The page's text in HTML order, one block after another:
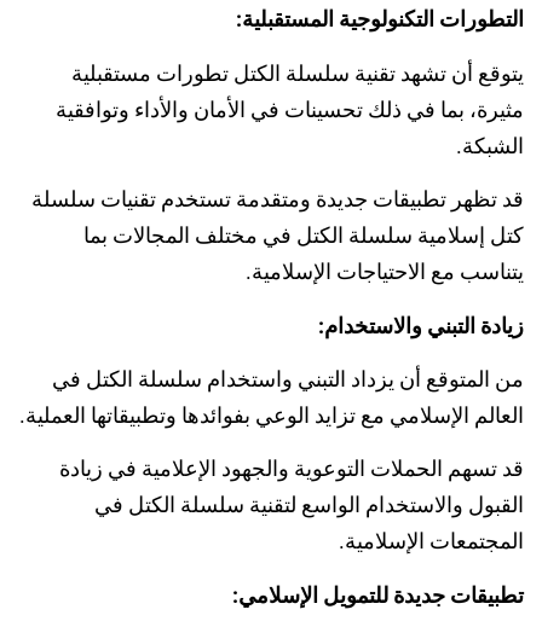
التطورات التكنولوجية المستقبلية:
يتوقع أن تشهد تقنية سلسلة الكتل تطورات مستقبلية
مثيرة، بما في ذلك تحسينات في الأمان والأداء وتوافقية
الشبكة.
قد تظهر تطبيقات جديدة ومتقدمة تستخدم تقنيات سلسلة
كتل إسلامية سلسلة الكتل في مختلف المجالات بما
يتناسب مع الاحتياجات الإسلامية.
زيادة التبني والاستخدام:
من المتوقع أن يزداد التبني واستخدام سلسلة الكتل في
العالم الإسلامي مع تزايد الوعي بفوائدها وتطبيقاتها العملية.
قد تسهم الحملات التوعوية والجهود الإعلامية في زيادة
القبول والاستخدام الواسع لتقنية سلسلة الكتل في
المجتمعات الإسلامية.
تطبيقات جديدة للتمويل الإسلامي: